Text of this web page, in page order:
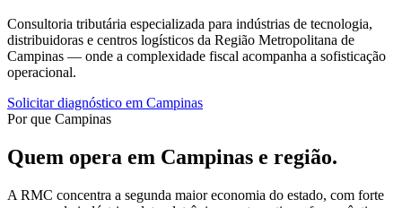
Consultoria tributária especializada para indústrias de tecnologia,
distribuidoras e centros logísticos da Região Metropolitana de
Campinas — onde a complexidade fiscal acompanha a sofisticação
operacional.
Solicitar diagnóstico em Campinas
Por que Campinas
Quem opera em Campinas e região.
A RMC concentra a segunda maior economia do estado, com forte